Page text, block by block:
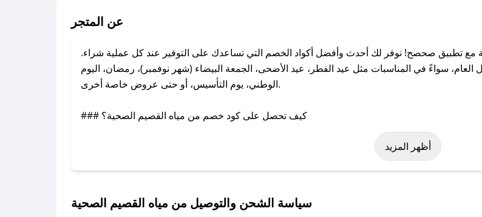
عن المتجر
تطبيق صحصح! نوفر لك أحدث وأفضل أكواد الخصم التي تساعدك على التوفير عند كل عملية شراء.
سواءً في المناسبات مثل عيد الفطر، عيد الأضحى، الجمعة البيضاء (شهر نوفمبر)، رمضان، اليوم
الوطني، يوم التأسيس، أو حتى عروض خاصة أخرى.
### كيف تحصل على كود خصم من مياه القصيم الصحية؟
القصيم الصحية. وفي حال عدم توفر الكوبون، تواصل معنا عبر تويتر أو البريد الإلكتروني لإضافته
2. الصقه في خانة الدفع عند التسوق من مياه القصيم الصحية.
أظهر المزيد
سياسة الشحن والتوصيل من مياه القصيم الصحية